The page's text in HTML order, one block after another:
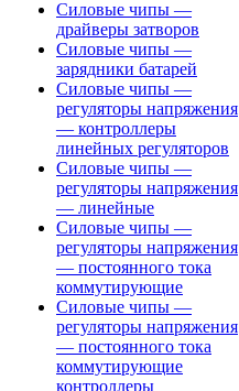
Силовые чипы —
драйверы затворов
Силовые чипы —
зарядники батарей
Силовые чипы —
регуляторы напряжения
— контроллеры
линейных регуляторов
Силовые чипы —
регуляторы напряжения
— линейные
Силовые чипы —
регуляторы напряжения
— постоянного тока
коммутирующие
Силовые чипы —
регуляторы напряжения
— постоянного тока
коммутирующие
контроллеры